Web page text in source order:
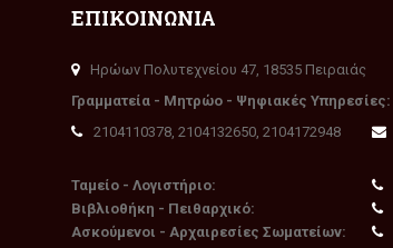
ΕΠΙΚΟΙΝΩΝΙΑ
Ηρώων Πολυτεχνείου 47, 18535 Πειραιάς
Γραμματεία - Μητρώο - Ψηφιακές Υπηρεσίες:
2104110378, 2104132650, 2104172948
Ταμείο - Λογιστήριο:
Βιβλιοθήκη - Πειθαρχικό:
Ασκούμενοι - Αρχαιρεσίες Σωματείων: